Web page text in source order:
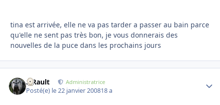
tina est arrivée, elle ne va pas tarder a passer au bain parce
qu'elle ne sent pas très bon, je vous donnerais des
nouvelles de la puce dans les prochains jours
S.Rault Administratrice
Posté(e) le 22 janvier 200818 a